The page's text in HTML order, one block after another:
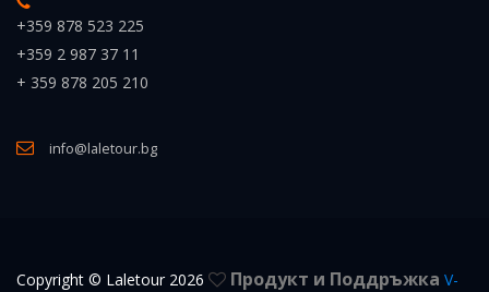
+359 878 523 225
+359 2 987 37 11
+ 359 878 205 210
info@laletour.bg
Copyright © Laletour 2026 Продукт и Поддръжка V-